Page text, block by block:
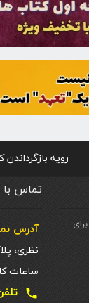
رویه بازگرداندن
ختم بسم الله الرحمن الرحیم برای ثروت❤️مجرب برای حاجات مهم و فوری
تماس با
آدرس
نظری، پلاک ۸۸،
ساعات کاری:
local_phone تلفن